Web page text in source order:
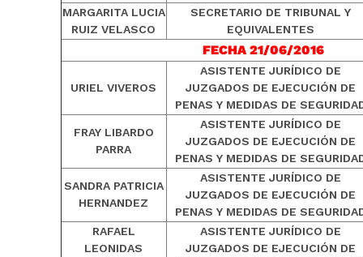
MARGARITA LUCIA
RUIZ VELASCO
SECRETARIO DE TRIBUNAL Y
EQUIVALENTES
FECHA 21/06/2016
URIEL VIVEROS
ASISTENTE JURÍDICO DE
JUZGADOS DE EJECUCIÓN DE
PENAS Y MEDIDAS DE
FRAY LIBARDO
PARRA
ASISTENTE JURÍDICO DE
JUZGADOS DE EJECUCIÓN DE
PENAS Y MEDIDAS DE
SANDRA PATRICIA
HERNANDEZ
ASISTENTE JURÍDICO DE
JUZGADOS DE EJECUCIÓN DE
PENAS Y MEDIDAS DE
RAFAEL
LEONIDAS
ASISTENTE JURÍDICO DE
JUZGADOS DE EJECUCIÓN DE